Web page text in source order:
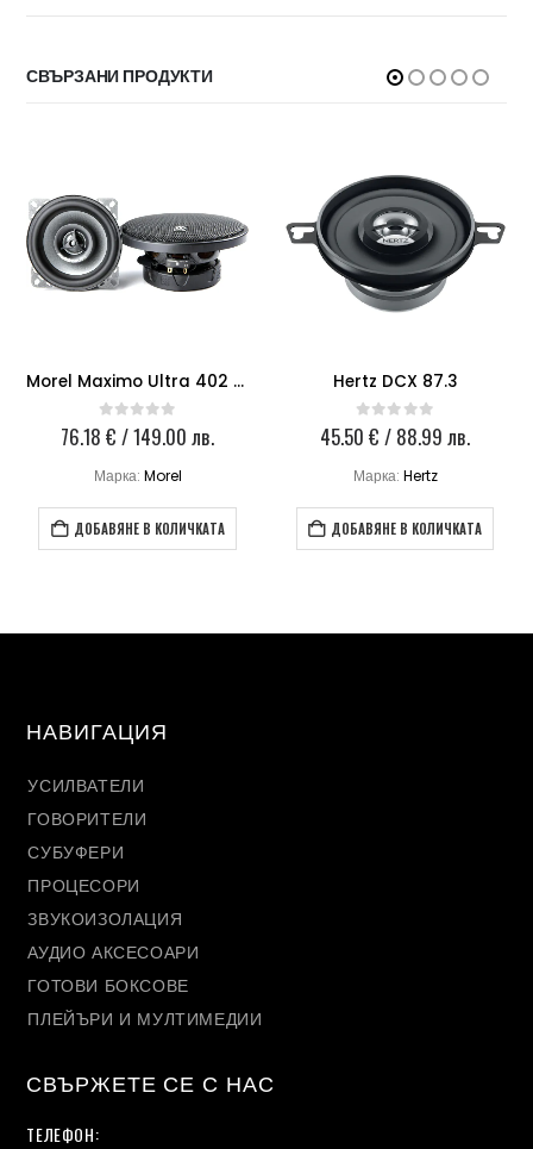
СВЪРЗАНИ ПРОДУКТИ
Morel Maximo Ultra 402 Coax
0 out of 5
76.18€ / 149.00 лв.
Марка: Morel
ДОБАВЯНЕ В КОЛИЧКАТА
Hertz DCX 87.3
0 out of 5
45.50€ / 88.99 лв.
Марка: Hertz
ДОБАВЯНЕ В КОЛИЧКАТА
НАВИГАЦИЯ
УСИЛВАТЕЛИ
ГОВОРИТЕЛИ
СУБУФЕРИ
ПРОЦЕСОРИ
ЗВУКОИЗОЛАЦИЯ
АУДИО АКСЕСОАРИ
ГОТОВИ БОКСОВЕ
ПЛЕЙЪРИ И МУЛТИМЕДИИ
СВЪРЖЕТЕ СЕ С НАС
ТЕЛЕФОН: